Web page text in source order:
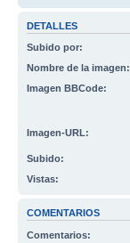
DETALLES
Subido por:
Nombre de la imagen:
Imagen BBCode:
Imagen-URL:
Subido:
Vistas:
COMENTARIOS
Comentarios: